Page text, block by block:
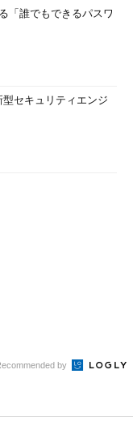
「誰でもできるパスワ
セキュリティエンジ
by